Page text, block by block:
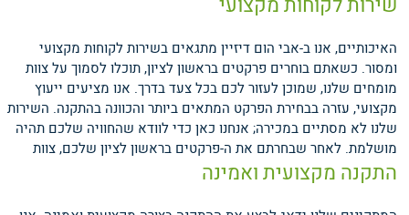
האיכותיים, אנו ב-אבי הום דיזיין מתגאים בשירות לקוחות מקצועי
ומסור. כשאתם בוחרים פרקטים בראשון לציון, תוכלו לסמוך על צוות
מומחים שלנו, שמוכן לעזור לכם בכל צעד בדרך. אנו מציעים ייעוץ
מקצועי, עזרה בבחירת הפרקט המתאים ביותר והכוונה בהתקנה. השירות
שלנו לא מסתיים במכירה; אנחנו כאן כדי לוודא שהחוויה שלכם תהיה
מושלמת.
התקנה מקצועית ואמינה
לאחר שבחרתם את ה-פרקטים בראשון לציון שלכם, צוות